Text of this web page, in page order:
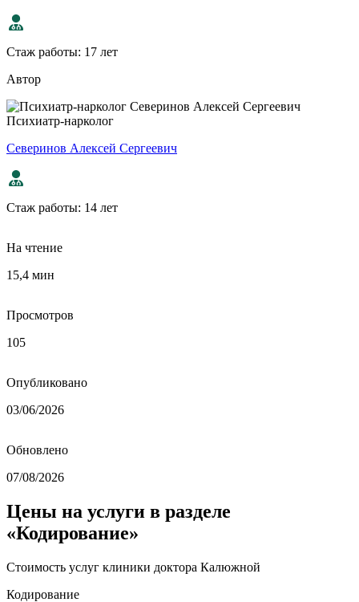
Стаж работы: 17 лет
Автор
Психиатр-нарколог
Северинов Алексей Сергеевич
Стаж работы: 14 лет
На чтение
15,4 мин
Просмотров
105
Опубликовано
03/06/2026
Обновлено
07/08/2026
Цены на услуги в разделе
«Кодирование»
Стоимость услуг клиники доктора Калюжной
Кодирование